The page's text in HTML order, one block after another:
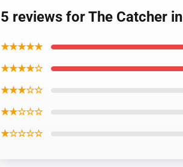
5 reviews for The Catcher
★★★★★
★★★★☆
★★★☆☆
★★☆☆☆
★☆☆☆☆